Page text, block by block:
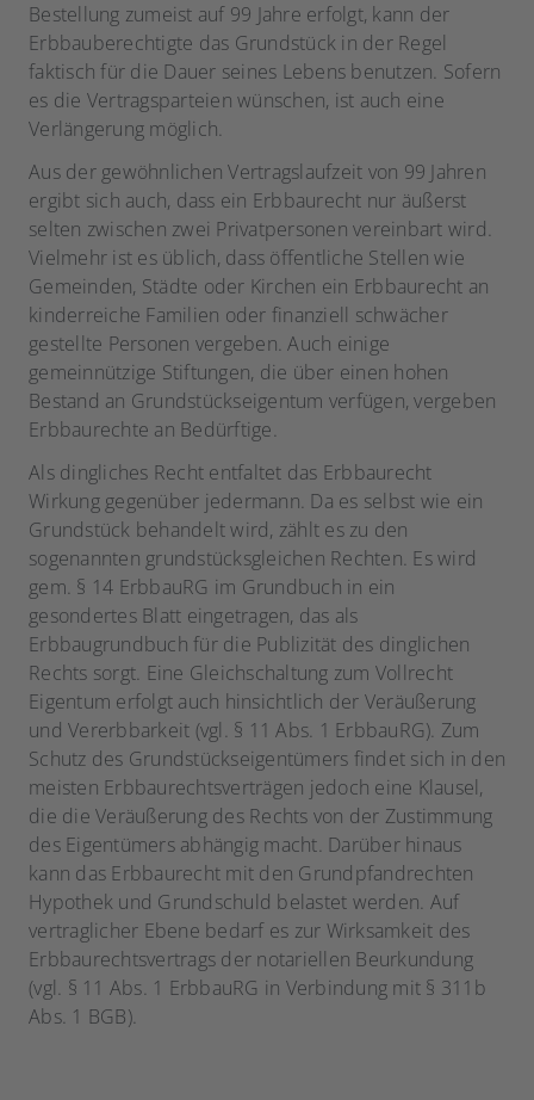
Bestellung zumeist auf 99 Jahre erfolgt, kann der
Erbbauberechtigte das Grundstück in der Regel
faktisch für die Dauer seines Lebens benutzen. Sofern
es die Vertragsparteien wünschen, ist auch eine
Verlängerung möglich.
Aus der gewöhnlichen Vertragslaufzeit von 99 Jahren
ergibt sich auch, dass ein Erbbaurecht nur äußerst
selten zwischen zwei Privatpersonen vereinbart wird.
Vielmehr ist es üblich, dass öffentliche Stellen wie
Gemeinden, Städte oder Kirchen ein Erbbaurecht an
kinderreiche Familien oder finanziell schwächer
gestellte Personen vergeben. Auch einige
gemeinnützige Stiftungen, die über einen hohen
Bestand an Grundstückseigentum verfügen, vergeben
Erbbaurechte an Bedürftige.
Als dingliches Recht entfaltet das Erbbaurecht
Wirkung gegenüber jedermann. Da es selbst wie ein
Grundstück behandelt wird, zählt es zu den
sogenannten grundstücksgleichen Rechten. Es wird
gem. § 14 ErbbauRG im Grundbuch in ein
gesondertes Blatt eingetragen, das als
Erbbaugrundbuch für die Publizität des dinglichen
Rechts sorgt. Eine Gleichschaltung zum Vollrecht
Eigentum erfolgt auch hinsichtlich der Veräußerung
und Vererbbarkeit (vgl. § 11 Abs. 1 ErbbauRG). Zum
Schutz des Grundstückseigentümers findet sich in den
meisten Erbbaurechtsverträgen jedoch eine Klausel,
die die Veräußerung des Rechts von der Zustimmung
des Eigentümers abhängig macht. Darüber hinaus
kann das Erbbaurecht mit den Grundpfandrechten
Hypothek und Grundschuld belastet werden. Auf
vertraglicher Ebene bedarf es zur Wirksamkeit des
Erbbaurechtsvertrags der notariellen Beurkundung
(vgl. § 11 Abs. 1 ErbbauRG in Verbindung mit § 311b
Abs. 1 BGB).